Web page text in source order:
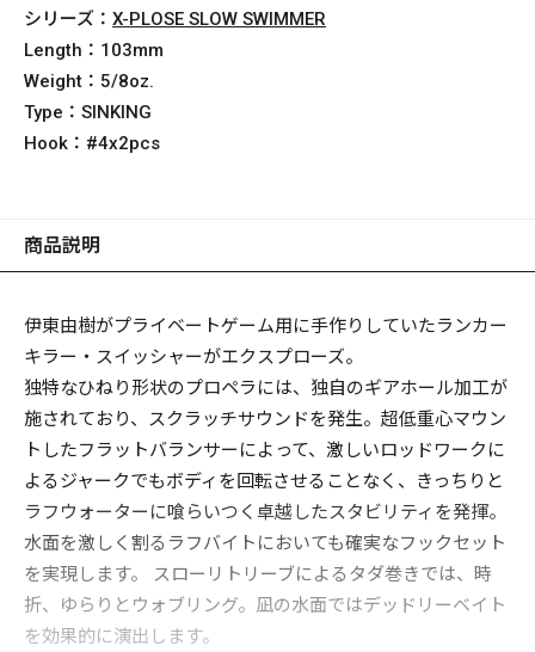
シリーズ： X-PLOSE SLOW SWIMMER
Length： 103mm
Weight： 5/8oz.
Type： SINKING
Hook： #4x2pcs
商品説明
伊東由樹がプライベートゲーム用に手作りしていたランカー
キラー・スイッシャーがエクスプローズ。
独特なひねり形状のプロペラには、独自のギアホール加工が
施されており、スクラッチサウンドを発生。超低重心マウン
トしたフラットバランサーによって、激しいロッドワークに
よるジャークでもボディを回転させることなく、きっちりと
ラフウォーターに喰らいつく卓越したスタビリティを発揮。
水面を激しく割るラフバイトにおいても確実なフックセット
を実現します。 スローリトリーブによるタダ巻きでは、時
折、ゆらりとウォブリング。凪の水面ではデッドリーベイト
を効果的に演出します。